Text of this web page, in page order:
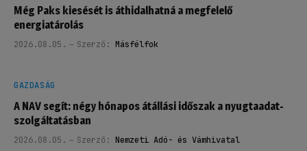
Még Paks kiesését is áthidalhatná a megfelelő
energiatárolás
2026.08.05. Szerző: Másfélfok
GAZDASÁG
A NAV segít: négy hónapos átállási időszak a nyugtaadat-
szolgáltatásban
2026.08.05. Szerző: Nemzeti Adó- és Vámhivatal